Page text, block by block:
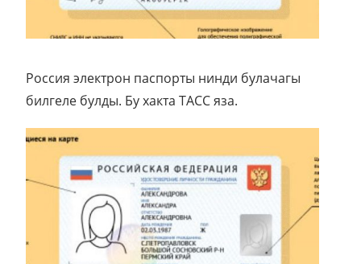
Россия электрон паспорты нинди булачагы
билгеле булды. Бу хакта ТАСС яза.